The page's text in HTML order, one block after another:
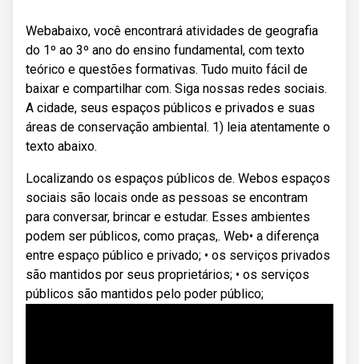
Webabaixo, você encontrará atividades de geografia
do 1º ao 3º ano do ensino fundamental, com texto
teórico e questões formativas. Tudo muito fácil de
baixar e compartilhar com. Siga nossas redes sociais.
A cidade, seus espaços públicos e privados e suas
áreas de conservação ambiental. 1) leia atentamente o
texto abaixo.
Localizando os espaços públicos de. Webos espaços
sociais são locais onde as pessoas se encontram
para conversar, brincar e estudar. Esses ambientes
podem ser públicos, como praças,. Web• a diferença
entre espaço público e privado; • os serviços privados
são mantidos por seus proprietários; • os serviços
públicos são mantidos pelo poder público;